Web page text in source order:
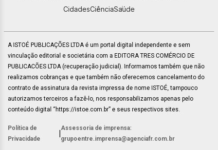
CidadesCiênciaSaúde
A ISTOÉ PUBLICAÇÕES LTDA é um portal digital independente e sem
vinculação editorial e societária com a EDITORA TRES COMÉRCIO DE
PUBLICACÕES LTDA (recuperação judicial). Informamos também que não
realizamos cobranças e que também não oferecemos cancelamento do
contrato de assinatura da revista impressa de nome ISTOÉ, tampouco
autorizamos terceiros a fazê-lo, nos responsabilizamos apenas pelo
conteúdo digital “https://istoe.com.br” e seus respectivos sites.
Política de
Privacidade
Assessoria de imprensa:
grupoentre.imprensa@agenciafr.com.br